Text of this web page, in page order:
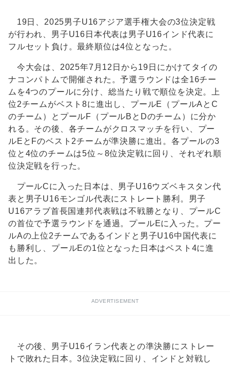
19日、2025男子U16アジア選手権大会の3位決定戦
が行われ、男子U16日本代表は男子U16インド代表に
フルセット負け。最終順位は4位となった。
今大会は、2025年7月12日から19日にかけてタイの
ナコンパトムで開催された。予選ラウンドは全16チー
ムを4つのプールに分け、総当たり戦で順位を決定。上
位2チームがベスト8に進出し、プールE（プールAとC
のチーム）とプールF（プールBとDのチーム）に分か
れる。その後、各チームがクロスマッチを行い、プー
ルEとFのベスト2チームが準決勝に進出。各プールの3
位と4位のチームは5位～8位決定戦に回り、それぞれ順
位決定戦を行った。
プールCに入った日本は、男子U16ウズベキスタン代
表と男子U16モンゴル代表にストレート勝利。男子
U16アラブ首長国連邦代表戦は不戦勝となり、プールC
の首位で予選ラウンドを通過。プールEに入った。プー
ルAの上位2チームであるインドと男子U16中国代表に
も勝利し、プールEの1位となった日本はベスト4に進
出した。
ADVERTISEMENT
その後、男子U16イラン代表との準決勝にストレー
トで敗れた日本。3位決定戦に回り、インドと対戦し